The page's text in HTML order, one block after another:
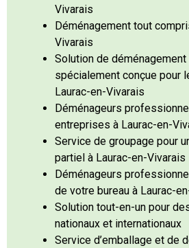
Vivarais
Déménagement tout
Vivarais
Solution de déménagement
spécialement conçue pour
Laurac-en-Vivarais
Déménageurs
entreprises à Laurac-en-
Service de groupage pour
partiel à Laurac-en-Vivarais
Déménageurs
de votre bureau à Laurac-
Solution tout-en-un pour
nationaux et internationaux
Service d’emballage et de